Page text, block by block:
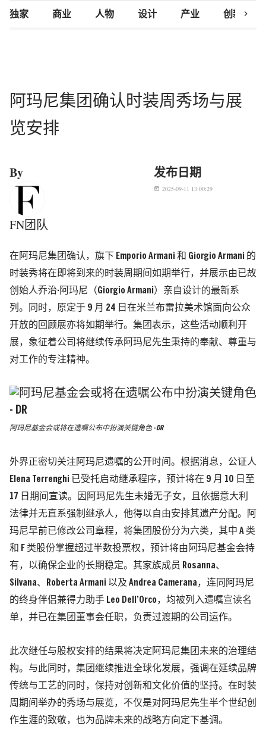
独家 商业 人物 设计 产业 创新研究
chevron_right
阿玛尼集团确认时装周秀场与展
览安排
By
FN团队
发布日期
today 2025-09-11 13:00:29
在 阿玛尼集团确认，旗下 Emporio Armani 和 Giorgio Armani 的
时装秀将在即将到来的时装周期间如期举行，并展示由已故
创始人乔治·阿玛尼（Giorgio Armani）亲自设计的最新系
列。
同时，原定于 9 月 24 日在米兰布雷拉美术馆面向公众
开放的回顾展亦将如期举行。集团表示，这些活动顺利开
展，象征着公司将继续传承阿玛尼先生秉持的奉献、尊重与
对工作的专注精神。
阿玛尼基金会或将在遗嘱公布中扮演关键角色 - DR
外界正密切关注阿玛尼遗嘱的公开时间。根据消息，公证人
Elena Terrenghi 已受托启动继承程序，预计将在 9 月 10 日至
17 日期间宣读。因阿玛尼先生未婚无子女，且依据意大利
法律并无直系强制继承人，他得以自由安排其遗产分配。阿
玛尼早前已修改公司章程，将集团股份分为六类，其中 A 类
和 F 类股份掌握超过半数投票权，预计将由阿玛尼基金会持
有，以确保企业的长期稳定。其家族成员 Rosanna、
Silvana、Roberta Armani 以及 Andrea Camerana，连同阿玛尼
的终身伴侣兼得力助手 Leo Dell’Orco，均被列入遗嘱宣读名
单，并已在集团董事会任职，负责过渡期的公司运作。
此次继任与股权安排的结果将决定阿玛尼集团未来的治理结
构。与此同时，集团继续推进全球化发展，强调在延续品牌
传统与工艺的同时，保持对创新和文化价值的坚持。在时装
周期间举办的秀场与展览，不仅是对阿玛尼先生半个世纪创
作生涯的致敬，也为品牌未来的战略方向定下基调。